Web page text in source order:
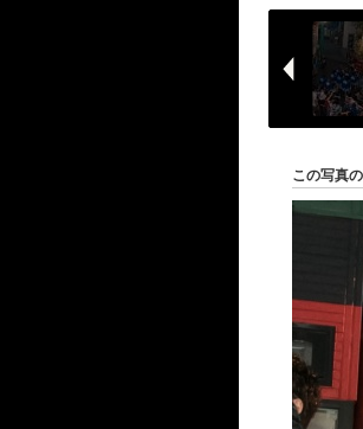
この写真